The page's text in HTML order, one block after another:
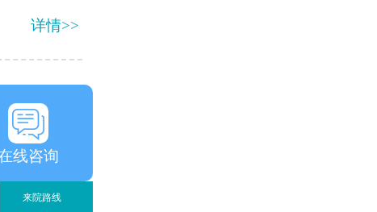
详情>>
线咨询
来院路线